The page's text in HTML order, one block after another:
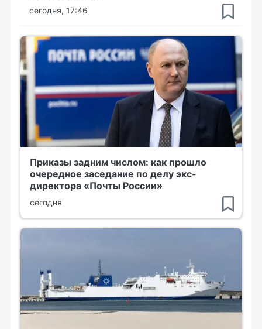
сегодня, 17:46
Приказы задним числом: как прошло
очередное заседание по делу экс-
директора «Почты России»
сегодня